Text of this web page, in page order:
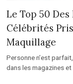
Le Top 50
Célébrités
Maquillage
Personne n’est
dans les magazines et